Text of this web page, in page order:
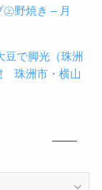
野焼き – 月
で脚光（珠洲
珠洲市・横山